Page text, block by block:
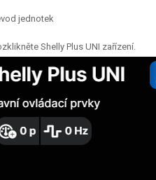
jednotek
Shelly Plus UNI zařízení.